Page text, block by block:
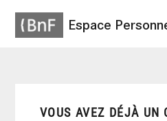
Espace
VOUS AVEZ DÉJÀ UN